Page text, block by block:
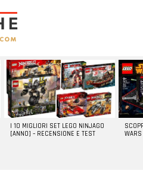
I 10 MIGLIORI SET LEGO NINJAGO
[ANNO] – RECENSIONE E TEST